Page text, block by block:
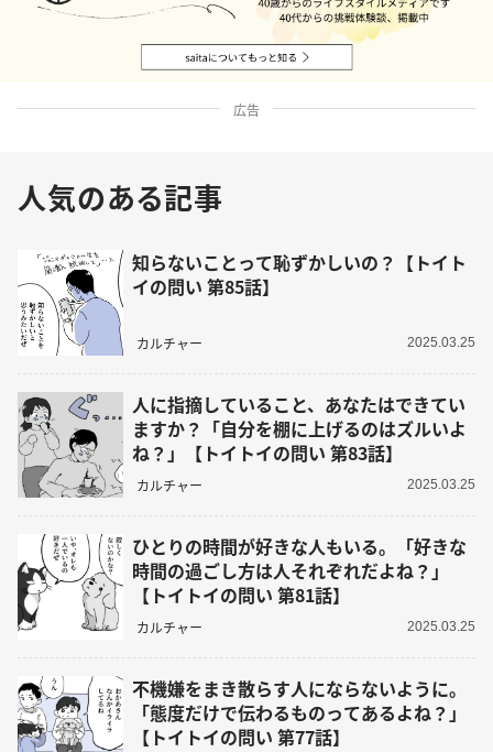
広告
人気のある記事
知らないことって恥ずかしいの？【トイト
イの問い 第85話】
カルチャー 2025.03.25
人に指摘していること、あなたはできてい
ますか？「自分を棚に上げるのはズルいよ
ね？」【トイトイの問い 第83話】
カルチャー 2025.03.25
ひとりの時間が好きな人もいる。「好きな
時間の過ごし方は人それぞれだよね？」
【トイトイの問い 第81話】
カルチャー 2025.03.25
不機嫌をまき散らす人にならないように。
「態度だけで伝わるものってあるよね？」
【トイトイの問い 第77話】